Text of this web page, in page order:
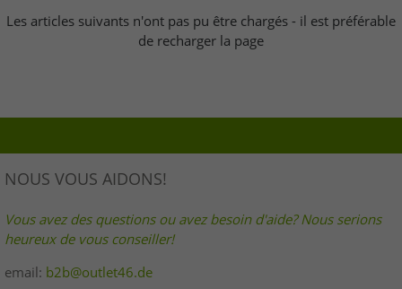
Les articles suivants n'ont pas pu être chargés - il est préférable
de recharger la page
NOUS VOUS AIDONS!
Vous avez des questions ou avez besoin d'aide? Nous serions
heureux de vous conseiller!
email: b2b@outlet46.de